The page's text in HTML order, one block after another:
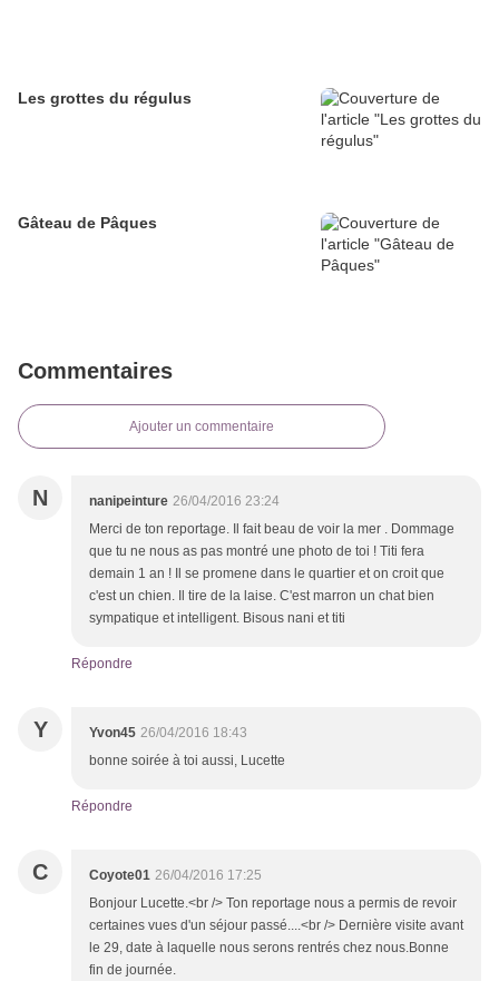
Les grottes du régulus
Gâteau de Pâques
Commentaires
Ajouter un commentaire
N nanipeinture 26/04/2016 23:24
Merci de ton reportage. Il fait beau de voir la mer . Dommage
que tu ne nous as pas montré une photo de toi ! Titi fera
demain 1 an ! Il se promene dans le quartier et on croit que
c'est un chien. Il tire de la laise. C'est marron un chat bien
sympatique et intelligent. Bisous nani et titi
Répondre
Y Yvon45 26/04/2016 18:43
bonne soirée à toi aussi, Lucette
Répondre
C Coyote01 26/04/2016 17:25
Bonjour Lucette.<br /> Ton reportage nous a permis de revoir
certaines vues d'un séjour passé....<br /> Dernière visite avant
le 29, date à laquelle nous serons rentrés chez nous.Bonne
fin de journée.